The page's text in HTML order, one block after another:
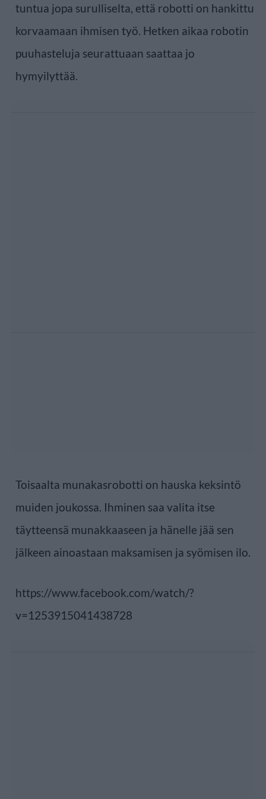
tuntua jopa surulliselta, että robotti on hankittu
korvaamaan ihmisen työ. Hetken aikaa robotin
puuhasteluja seurattuaan saattaa jo
hymyilyttää.
Toisaalta munakasrobotti on hauska keksintö
muiden joukossa. Ihminen saa valita itse
täytteensä munakkaaseen ja hänelle jää sen
jälkeen ainoastaan maksamisen ja syömisen ilo.
https://www.facebook.com/watch/?
v=1253915041438728